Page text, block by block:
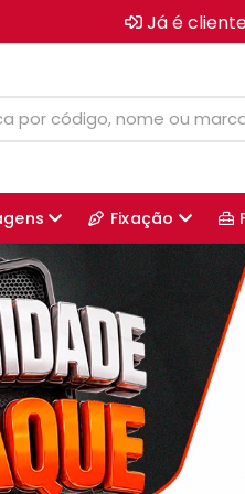
Já é
Fixação